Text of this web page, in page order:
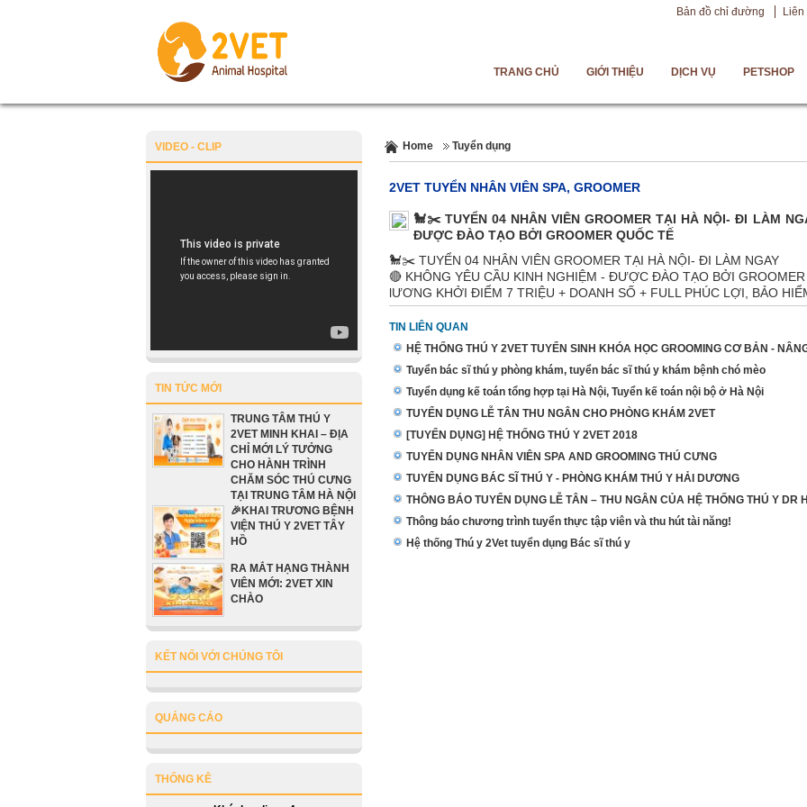
Bản đồ chỉ đường Liên
TRANG CHỦ GIỚI THIỆU DỊCH VỤ PETSHOP
VIDEO - CLIP
TIN TỨC MỚI
TRUNG TÂM THÚ Y
2VET MINH KHAI – ĐỊA
CHỈ MỚI LÝ TƯỞNG
CHO HÀNH TRÌNH
CHĂM SÓC THÚ CƯNG
TẠI TRUNG TÂM HÀ NỘI
🎉KHAI TRƯƠNG BỆNH
VIỆN THÚ Y 2VET TÂY
HỒ
RA MẮT HẠNG THÀNH
VIÊN MỚI: 2VET XIN
CHÀO
KẾT NỐI VỚI CHÚNG TÔI
QUẢNG CÁO
THỐNG KÊ
Home Tuyển dụng
2VET TUYỂN NHÂN VIÊN SPA, GROOMER
🐩✂️ TUYỂN 04 NHÂN VIÊN GROOMER TẠI HÀ NỘI- ĐI LÀM
ĐƯỢC ĐÀO TẠO BỞI GROOMER QUỐC TẾ
🐩✂️ TUYỂN 04 NHÂN VIÊN GROOMER TẠI HÀ NỘI- ĐI LÀM NGAY
🔴 KHÔNG YÊU CẦU KINH NGHIỆM - ĐƯỢC ĐÀO TẠO BỞI
lƯƠNG KHỞI ĐIỂM 7 TRIỆU + DOANH SỐ + FULL PHÚC LỢI, BẢO
TIN LIÊN QUAN
HỆ THỐNG THÚ Y 2VET TUYỂN SINH KHÓA HỌC GROOMING CƠ BẢN -
Tuyển bác sĩ thú y phòng khám, tuyển bác sĩ thú y khám bệnh chó mèo
Tuyển dụng kế toán tổng hợp tại Hà Nội, Tuyển kế toán nội bộ ở Hà Nội
TUYỂN DỤNG LỄ TÂN THU NGÂN CHO PHÒNG KHÁM 2VET
[TUYỂN DỤNG] HỆ THỐNG THÚ Y 2VET 2018
TUYỂN DỤNG NHÂN VIÊN SPA AND GROOMING THÚ CƯNG
TUYỂN DỤNG BÁC SĨ THÚ Y - PHÒNG KHÁM THÚ Y HẢI DƯƠNG
THÔNG BÁO TUYỂN DỤNG LỄ TÂN – THU NGÂN CỦA HỆ THỐNG THÚ Y DR
Thông báo chương trình tuyển thực tập viên và thu hút tài năng!
Hệ thống Thú y 2Vet tuyển dụng Bác sĩ thú y